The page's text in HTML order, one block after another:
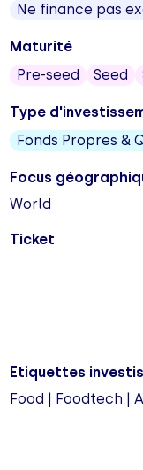
Ne finance pas
Maturité
Pre-seed
Seed
Type
Fonds Propres &
Focus
World
Ticket
Etiquettes
Food | Foodtech |